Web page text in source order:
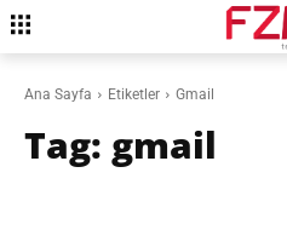
Ana Sayfa Etiketler Gmail
Tag: gmail